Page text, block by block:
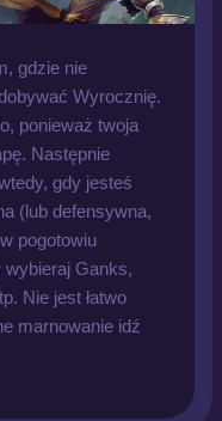
gdzie nie
Wyrocznię.
ponieważ twoja
Następnie
gdy jesteś
(lub defensywna,
pogotowiu
Ganks,
Nie jest łatwo
marnowanie idź